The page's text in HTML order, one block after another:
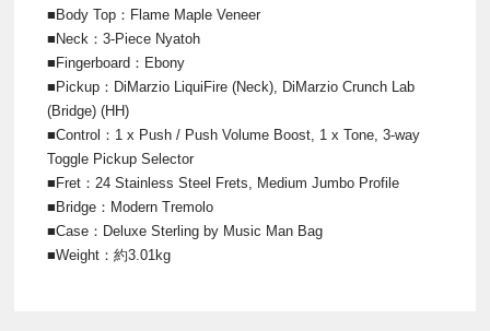
■Body Top：Flame Maple Veneer
■Neck：3-Piece Nyatoh
■Fingerboard：Ebony
■Pickup：DiMarzio LiquiFire (Neck), DiMarzio Crunch Lab
(Bridge) (HH)
■Control：1 x Push / Push Volume Boost, 1 x Tone, 3-way
Toggle Pickup Selector
■Fret：24 Stainless Steel Frets, Medium Jumbo Profile
■Bridge：Modern Tremolo
■Case：Deluxe Sterling by Music Man Bag
■Weight：約3.01kg